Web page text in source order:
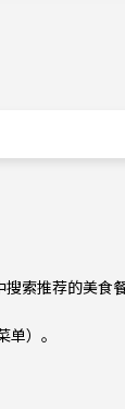
搜索推荐的美食
） 。